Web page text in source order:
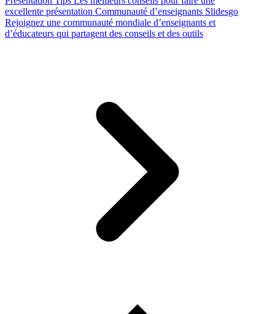
excellente présentation Communauté d’enseignants Slidesgo
Rejoignez une communauté mondiale d’enseignants et
d’éducateurs qui partagent des conseils et des outils